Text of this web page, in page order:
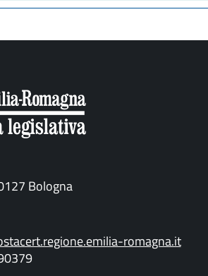
Bologna
romagna.it